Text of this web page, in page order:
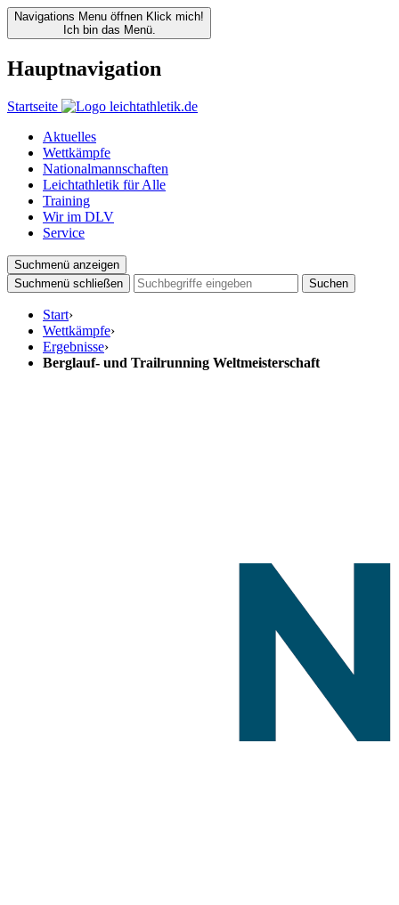
Navigations Menu öffnen Klick mich!
Ich bin das Menü.
Hauptnavigation
Startseite
Aktuelles
Wettkämpfe
Nationalmannschaften
Leichtathletik für Alle
Training
Wir im DLV
Service
Suchmenü anzeigen
Suchmenü schließen
Suchen
Start›
Wettkämpfe›
Ergebnisse›
Berglauf- und Trailrunning Weltmeisterschaft